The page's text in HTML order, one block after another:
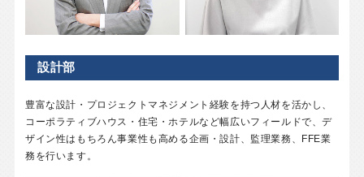
設計部
豊富な設計・プロジェクトマネジメント経験を持つ人材を活かし、
コーポラティブハウス・住宅・ホテルなど幅広いフィールドで、デ
ザイン性はもちろん事業性も高める企画・設計、監理業務、FFE業
務を行います。